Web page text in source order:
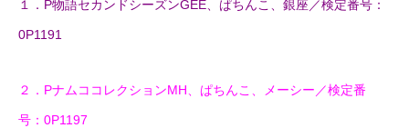
１．P物語セカンドシーズンGEE、ぱちんこ、銀座／検定番号：
0P1191
２．PナムココレクションMH、ぱちんこ、メーシー／検定番
号：0P1197